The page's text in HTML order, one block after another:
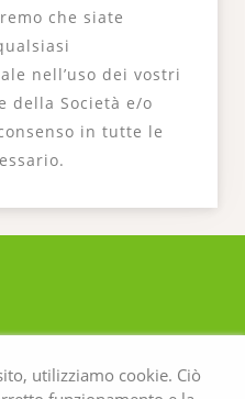
che siate
nell’uso dei vostri
della Società e/o
in tutte le
utilizziamo cookie. Ciò